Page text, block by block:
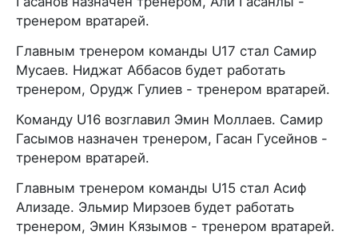
тренером вратарей.
Главным тренером команды U17 стал Самир
Мусаев. Ниджат Аббасов будет работать
тренером, Орудж Гулиев - тренером вратарей.
Команду U16 возглавил Эмин Моллаев. Самир
Гасымов назначен тренером, Гасан Гусейнов -
тренером вратарей.
Главным тренером команды U15 стал Асиф
Ализаде. Эльмир Мирзоев будет работать
тренером, Эмин Кязымов - тренером вратарей.